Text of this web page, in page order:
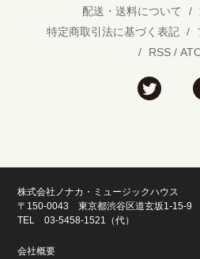
配送・送料について
/
特定商取引法に基づく表記 /
/
RSS /
株式会社ノナカ・ミュージックハウス
〒150-0043 東京都渋谷区道玄坂1-15-9
TEL 03-5458-1521（代）
会社概要